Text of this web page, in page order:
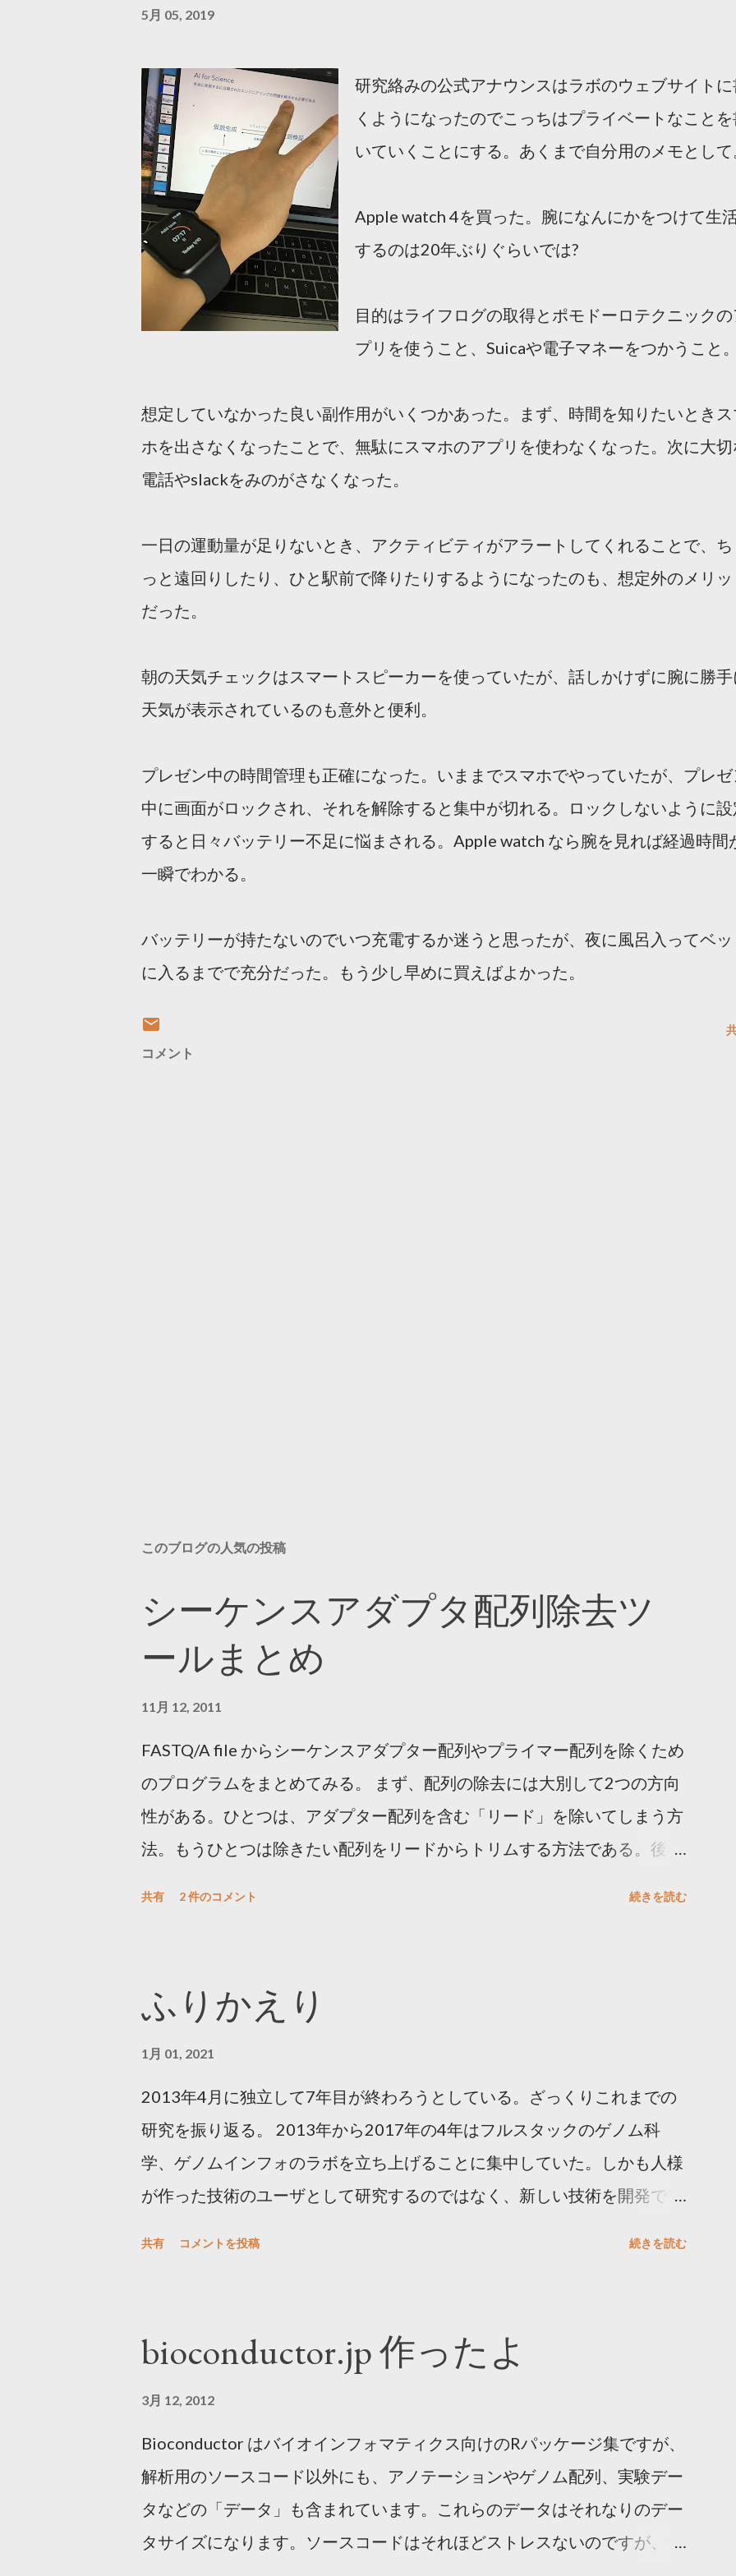
5月 05, 2019
研究絡みの公式アナウンスはラボのウェブサイトに
くようになったのでこっちはプライベートなことを
いていくことにする。あくまで自分用のメモとして
Apple watch 4を買った。腕になんにかをつけて生
するのは20年ぶりぐらいでは?
目的はライフログの取得とポモドーロテクニックの
プリを使うこと、Suicaや電子マネーをつかうこと。
想定していなかった良い副作用がいくつかあった。まず、時間を知りたいときス
ホを出さなくなったことで、無駄にスマホのアプリを使わなくなった。次に大切
電話やslackをみのがさなくなった。
一日の運動量が足りないとき、アクティビティがアラートしてくれることで、ち
っと遠回りしたり、ひと駅前で降りたりするようになったのも、想定外のメリッ
だった。
朝の天気チェックはスマートスピーカーを使っていたが、話しかけずに腕に勝手
天気が表示されているのも意外と便利。
プレゼン中の時間管理も正確になった。いままでスマホでやっていたが、プレゼ
中に画面がロックされ、それを解除すると集中が切れる。ロックしないように設
すると日々バッテリー不足に悩まされる。Apple watch なら腕を見れば経過時間
一瞬でわかる。
バッテリーが持たないのでいつ充電するか迷うと思ったが、夜に風呂入ってベッ
に入るまでで充分だった。もう少し早めに買えばよかった。
コメント
このブログの人気の投稿
シーケンスアダプタ配列除去ツ
ールまとめ
11月 12, 2011
FASTQ/A file からシーケンスアダプター配列やプライマー配列を除くため
のプログラムをまとめてみる。 まず、配列の除去には大別して2つの方向
性がある。ひとつは、アダプター配列を含む「リード」を除いてしまう方
法。もうひとつは除きたい配列をリードからトリムする方法である。後者
のなどもある。アダプター/プライマー配列の文字列を引数として直接入
力するものと、multi fasta 形式で指定できるももある。 From Evernote:
http://genome.gsc.riken.jp/osc/english/software/src/nexalign-1.3.5.tgz
http://bioinformatics.oxfordjournals.org/content/25/21/2839.full インス
トール: curl -O
http://genome.gsc.riken.jp/osc/english/software/src/tagdust.tgztar zxvf
tagdust.tgz cd tagdust/ make sudo make install rehash 使いかた: tagdust
を除く。速い。アダプター配列を fasta 形式で入力できるのが地味に便利
で、これに対応しているものがなかなかない。Muth–Manber algorithm
(Approximate multiple ...
共有 2 件のコメント 続きを読む
ふりかえり
1月 01, 2021
2013年4月に独立して7年目が終わろうとしている。ざっくりこれまでの
研究を振り返る。 2013年から2017年の4年はフルスタックのゲノム科
学、ゲノムインフォのラボを立ち上げることに集中していた。しかも人様
が作った技術のユーザとして研究するのではなく、新しい技術を開発でき
人材に囲まれた。並行して開発した実験やデータ解析技術を応用するた
め、データ生産や共同研究を支えるチームも作った。 2015年ぐらいから
となる技術RamDA-seqとQuartz-Seq2の2つ出版された。2021年1月現
在、これらはそれぞれ世界唯一と世界最高性能の2冠である。これが達成
できた大きな理由のひとつは、反応原理を徹底的に理解し制御するという
チームやそのメンバーの特性にある。ここは世界最高レベルだと確信して
共有 コメントを投稿 続きを読む
bioconductor.jp 作ったよ
3月 12, 2012
Bioconductor はバイオインフォマティクス向けのRパッケージ集ですが、
解析用のソースコード以外にも、アノテーションやゲノム配列、実験デー
タなどの「データ」も含まれています。これらのデータはそれなりのデー
タサイズになります。ソースコードはそれほどストレスないのですが、デ